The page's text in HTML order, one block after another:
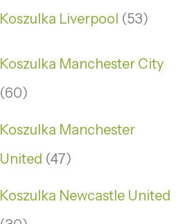
Koszulka Liverpool 53
Koszulka Manchester City
60
Koszulka Manchester
United 47
Koszulka Newcastle United